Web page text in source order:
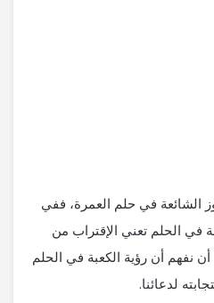
الشائعة في حلم العمرة، ففي
في الحلم تعني الإقتراب من
نفهم أن رؤية الكعبة في الحلم
لدعائنا.